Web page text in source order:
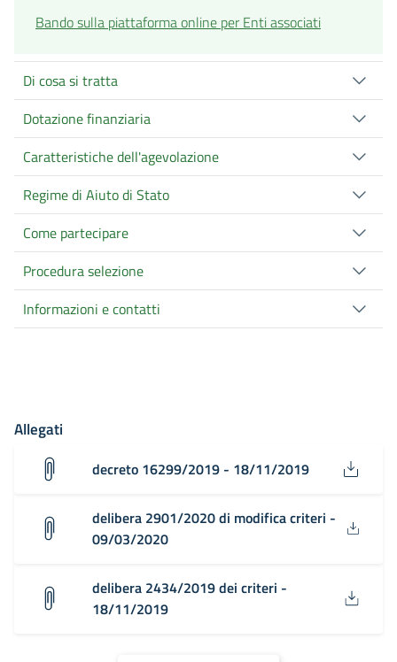
Bando sulla piattaforma online per Enti associati
Di cosa si tratta
Dotazione finanziaria
Caratteristiche dell'agevolazione
Regime di Aiuto di Stato
Come partecipare
Procedura selezione
Informazioni e contatti
Allegati
decreto 16299/2019 - 18/11/2019
delibera 2901/2020 di modifica criteri -
09/03/2020
delibera 2434/2019 dei criteri -
18/11/2019